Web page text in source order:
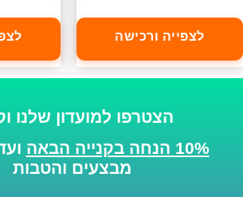
לצפייה ורכישה
הצטרפו למועדון שלנו
10% הנחה בקנייה הבאה
מבצעים והטבות